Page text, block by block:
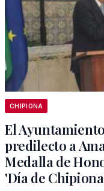
CHIPIONA
El
predilecto a
Medalla de
'Día de